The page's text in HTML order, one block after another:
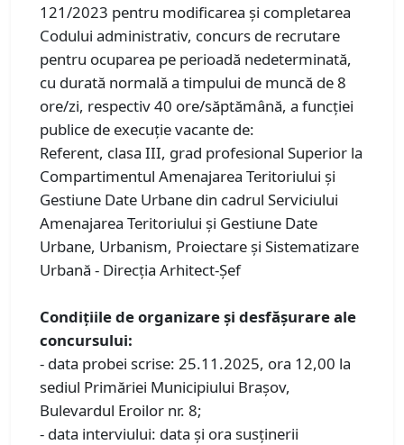
121/2023 pentru modificarea și completarea
Codului administrativ, concurs de recrutare
pentru ocuparea pe perioadă nedeterminată,
cu durată normală a timpului de muncă de 8
ore/zi, respectiv 40 ore/săptămână, a funcţiei
publice de execuție vacante de:
Referent, clasa III, grad profesional Superior la
Compartimentul Amenajarea Teritoriului și
Gestiune Date Urbane din cadrul Serviciului
Amenajarea Teritoriului și Gestiune Date
Urbane, Urbanism, Proiectare și Sistematizare
Urbană - Direcția Arhitect-Șef
Condiţiile de organizare și desfăşurare ale
concursului:
- data probei scrise: 25.11.2025, ora 12,00 la
sediul Primăriei Municipiului Braşov,
Bulevardul Eroilor nr. 8;
- data interviului: data şi ora susținerii